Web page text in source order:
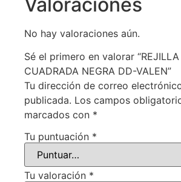
No hay valoraciones aún.
Sé el primero en valorar “REJILLA
CUADRADA NEGRA DD-VALEN”
Tu dirección de correo
publicada. Los campos
marcados con *
Tu puntuación *
Tu valoración *